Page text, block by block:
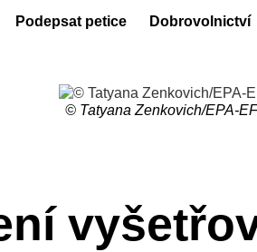
Podepsat petice Dobrovolnictví
© Tatyana Zenkovich/EPA-